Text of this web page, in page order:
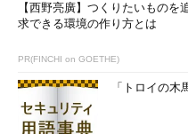
【西野亮廣】つくりたいものを
求できる環境の作り方とは
PR(FINCHI on GOETHE)
「トロイの木